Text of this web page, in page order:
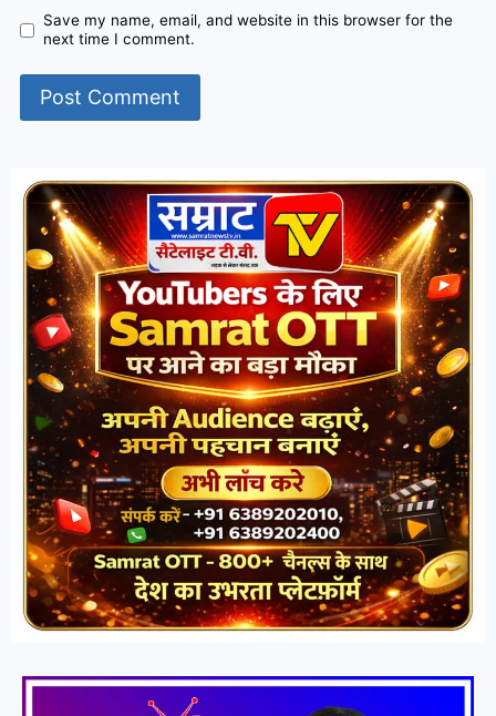
Save my name, email, and website in this browser for the
next time I comment.